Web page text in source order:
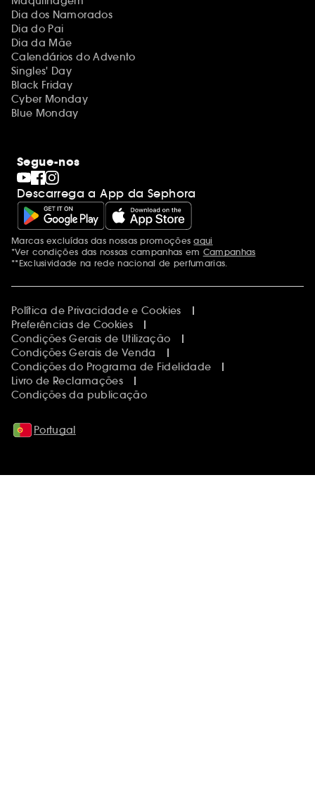
Dia dos Namorados
Dia do Pai
Dia da Mãe
Calendários do Advento
Singles' Day
Black Friday
Cyber Monday
Blue Monday
Segue-nos
Descarrega a App da Sephora
Menções adicionais
Marcas excluídas das nossas promoçõesaqui
*Ver condições das nossas campanhas em Campanhas
**Exclusividade na rede nacional de perfumarias.
Política de Privacidade e Cookies
Preferências de Cookies
Condições Gerais de Utilização
Condições Gerais de Venda
Condições do Programa de Fidelidade
Livro de Reclamações
Condições da publicação
Portugal